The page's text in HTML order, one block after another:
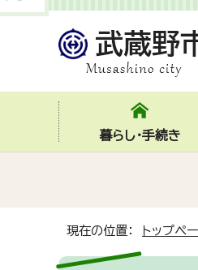
暮らし・手続き
現在の位置： トップペ